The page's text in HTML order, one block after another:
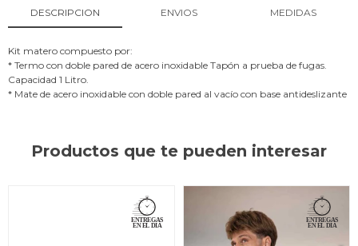
DESCRIPCION ENVIOS MEDIDAS
Kit matero compuesto por:
* Termo con doble pared de acero inoxidable Tapón a prueba de fugas.
Capacidad 1 Litro.
* Mate de acero inoxidable con doble pared al vacío con base antideslizante
Productos que te pueden interesar